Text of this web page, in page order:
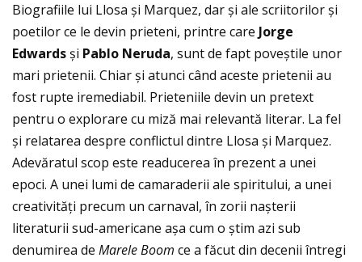
Biografiile lui Llosa și Marquez, dar și ale scriitorilor și
poetilor ce le devin prieteni, printre care Jorge
Edwardsși Pablo Neruda, sunt de fapt poveștile unor
mari prietenii. Chiar și atunci când aceste prietenii au
fost rupte iremediabil. Prieteniile devin un pretext
pentru o explorare cu miză mai relevantă literar. La fel
și relatarea despre conflictul dintre Llosa și Marquez.
Adevăratul scop este readucerea în prezent a unei
epoci. A unei lumi de camaraderii ale spiritului, a unei
creativităţi precum un carnaval, în zorii nașterii
literaturii sud-americane așa cum o știm azi sub
denumirea de Marele Boom ce a făcut din decenii întregi